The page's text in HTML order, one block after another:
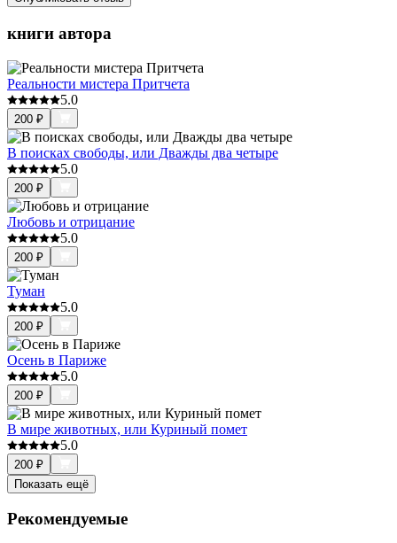
книги автора
Реальности мистера Притчета
5.0
200 ₽
В поисках свободы, или Дважды два четыре
5.0
200 ₽
Любовь и отрицание
5.0
200 ₽
Туман
5.0
200 ₽
Осень в Париже
5.0
200 ₽
В мире животных, или Куриный помет
5.0
200 ₽
Показать ещё
Рекомендуемые